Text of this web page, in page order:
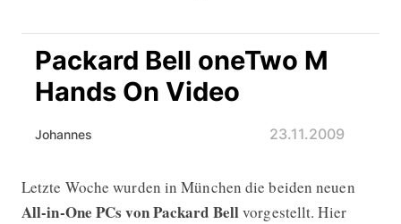
Packard Bell oneTwo M
Hands On Video
Johannes 23.11.2009
Packard Bell oneTwo M Hands On
Letzte Woche wurden in München die beiden neuen
All-in-One PCs von Packard Bellvorgestellt. Hier